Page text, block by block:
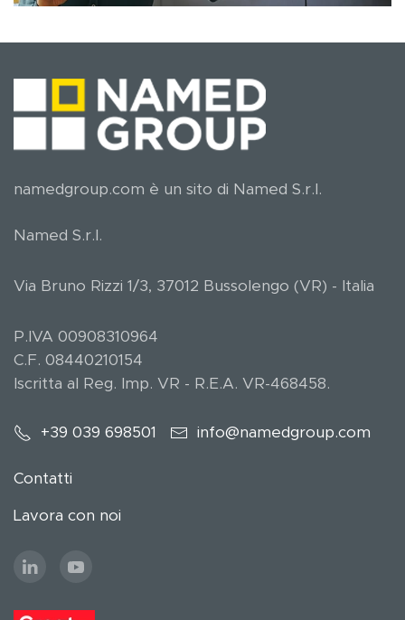
namedgroup.com è un sito di Named S.r.l.
Named S.r.l.
Via Bruno Rizzi 1/3, 37012 Bussolengo (VR) - Italia
P.IVA 00908310964
C.F. 08440210154
Iscritta al Reg. Imp. VR - R.E.A. VR-468458.
+39 039 698501 info@namedgroup.com
Contatti
Lavora con noi